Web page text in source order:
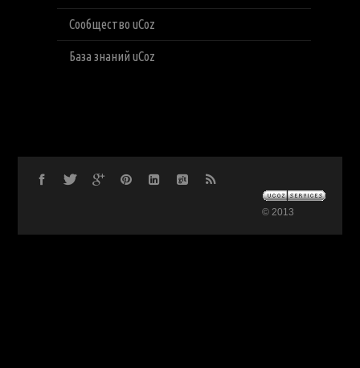
Сообщество uCoz
База знаний uCoz
© 2013